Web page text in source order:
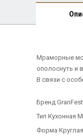
Мраморные
ополоснуть и
В связи с
Бренд GranFest
Тип Кухонная
Форма Круглая